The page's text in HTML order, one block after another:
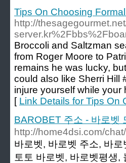
Tips On Choosing
http://
Broccoli and Saltzman
from Roger Moore to
remains he was lucky,
could also like Sherri Hill
injure yourself while your
[ Link Details for Tips On
BAROBET 주소 - 바로벳
http://home4dsi.com/
바로벳, 바로벳 주소, 바
토토 바로벳, 바로벳평생,